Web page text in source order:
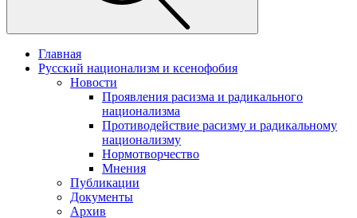
Главная
Русский национализм и ксенофобия
Новости
Проявления расизма и радикального
национализма
Противодействие расизму и радикальному
национализму
Нормотворчество
Мнения
Публикации
Документы
Архив